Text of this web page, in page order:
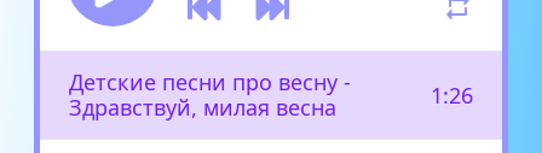
Детские песни про весну -
Здравствуй, милая весна
1:26